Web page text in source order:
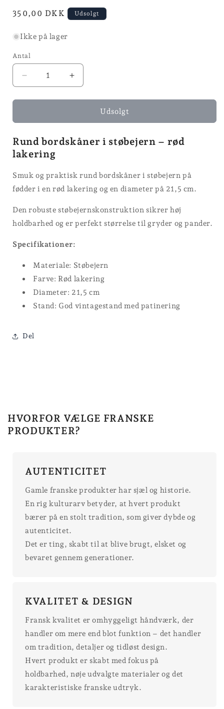
Normalpris
350,00 DKK Udsolgt
Ikke på lager
Antal
Reducer
antallet
for
Øg
antallet
for
Bordskåner
Udsolgt
Rund bordskåner i støbejern – rød
lakering
Smuk og praktisk rund bordskåner i støbejern på
fødder i en rød lakering og en diameter på 21,5 cm.
Den robuste støbejernskonstruktion sikrer høj
holdbarhed og er perfekt størrelse til gryder og pander.
Specifikationer:
Materiale: Støbejern
Farve: Rød lakering
Diameter: 21,5 cm
Stand: God vintagestand med patinering
Del
HVORFOR VÆLGE FRANSKE
PRODUKTER?
AUTENTICITET
Gamle franske produkter har sjæl og historie.
En rig kulturarv betyder, at hvert produkt
bærer på en stolt tradition, som giver dybde og
autenticitet.
Det er ting, skabt til at blive brugt, elsket og
bevaret gennem generationer.
KVALITET & DESIGN
Fransk kvalitet er omhyggeligt håndværk, der
handler om mere end blot funktion – det handler
om tradition, detaljer og tidløst design.
Hvert produkt er skabt med fokus på
holdbarhed, nøje udvalgte materialer og det
karakteristiske franske udtryk.